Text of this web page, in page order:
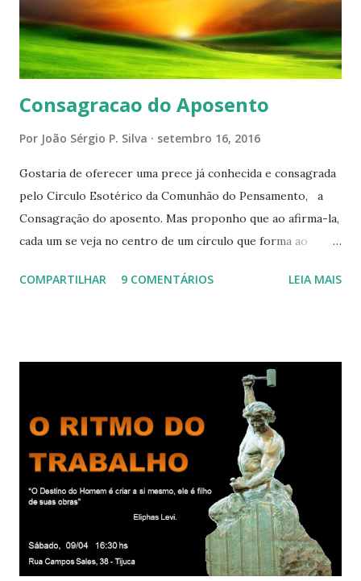
Consagracao do Aposento
Por João Sérgio P. Silva setembro 16, 2016
Gostaria de oferecer uma prece já conhecida e consagrada
pelo Circulo Esotérico da Comunhão do Pensamento, a
Consagração do aposento. Mas proponho que ao afirma-la,
cada um se veja no centro de um círculo que forma ao
cada um de nós mesmos. Um círculo que cresce e se
relacionamos e vai se ampliando e tocando os círculos
iluminados daqueles com que cooperamos, formando um
círculo cada vez maior de Paz e Harmonia. CONSAGRAÇÃO
DO APOSENTO Dentro do Círculo Infinito da Divina
Presença que me envolve inteiramente Afirmo: Há uma só
presença aqui: é a presença da Harmonia, que faz vibrar
todos os corações de Felicidade e Alegria. Quem quer que
aqui entre, sentirá as vibrações da Divina Harmonia. Há uma
só presença aqui: é a...
COMPARTILHAR 9 COMENTÁRIOS LEIA MAIS